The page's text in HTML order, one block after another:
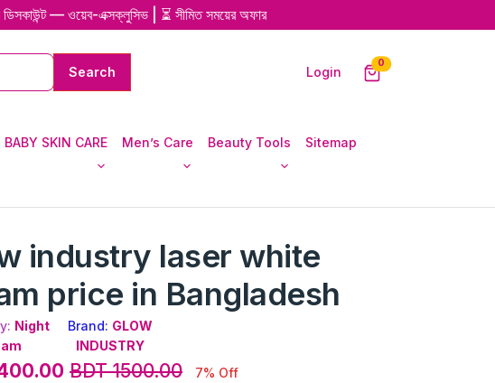
— ওয়েব-এক্সক্লুসিভ | ⏳ সীমিত সময়ের অফার
Login
0unread messages
BABY SKIN CARE Men’s Care Beauty Tools Sitemap
industry laser white
price in Bangladesh
Night
Brand: GLOW
INDUSTRY
BDT 1500.00 7% Off